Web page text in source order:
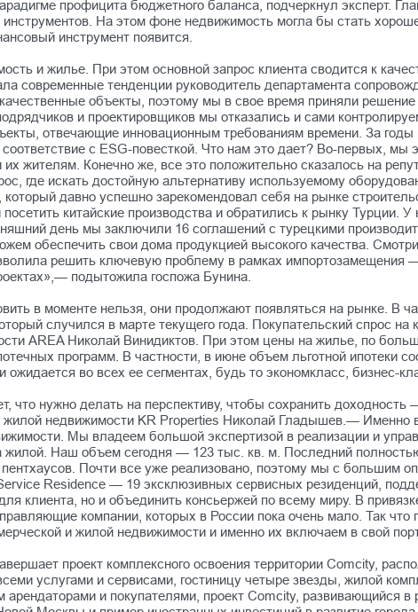
профицита бюджетного баланса, подчеркнул эксперт.
На этом фоне недвижимость могла бы стать
инструмент появится.
и жилье. При этом основной запрос клиента сводится к
тенденции руководитель департамента
объекты, поэтому мы в свое время приняли
и проектировщиков мы отказались и сами
отвечающие инновационным требованиям времени. За
с ESG-повесткой. Что нам это дает? Во-первых,
жителям. Конечно же, все это положительно сказалось на
где искать достойную альтернативу используемому
давно успешно зарекомендовал себя на рынке
китайские производства и обратились к рынку Турции.
день мы заключили 16 соглашений с турецкими
обеспечить свои дома продукцией высокого качества.
решить ключевую проблему в рамках импортозамещения
подытожила госпожа Бунина.
в моменте нельзя, они продолжают появляться на рынке. В
случился в марте текущего года. Покупательский спрос на
AREA Николай Винидиктов. При этом цены на жилье, по
программ. В частности, в июне объем льготной ипотеки
во всех ее сегментах, будь то экономкласс, бизнес-
что нужно делать на перспективу, чтобы сохранить
недвижимости KR Properties Николай Гладышев.— Именно
Мы владеем большой экспертизой в реализации и
жилой. Наш объем сегодня — 123 тыс. кв. м. Последний
пентхаусов. Почти все уже реализовано, поэтому мы с большим
Residence — 19 эксклюзивных сервисных резиденций,
клиента, но и объединить консьержей по всему миру. В
компании, которых в России пока очень мало. Так
и жилой недвижимости и именно их включаем в свой
проект комплексного освоения территории Comcity,
услугами и сервисами, гостиницу четыре звезды, жилой
и покупателями, проект Comcity, развивающийся в